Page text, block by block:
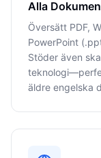
Alla
Översätt PDF,
PowerPoint
Stöder även
äldre engelska